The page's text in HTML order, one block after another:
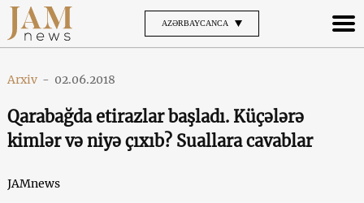
AZƏRBAYCANCA
Arxiv - 02.06.2018
Qarabağda etirazlar başladı. Küçələrə
kimlər və niyə çıxıb? Suallara cavablar
JAMnews